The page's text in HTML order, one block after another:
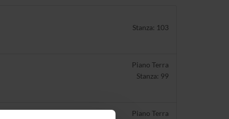
Stanza: 103
Piano Terra
Stanza: 99
Piano Terra